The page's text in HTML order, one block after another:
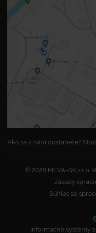
Ako sa k nám dostanete?
© 2026 MEVA-SK s.r.o.
Zásady
Súhlas so
Informačné systémy